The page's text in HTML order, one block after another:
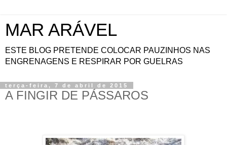
MAR ARÁVEL
ESTE BLOG PRETENDE COLOCAR PAUZINHOS NAS
ENGRENAGENS E RESPIRAR POR GUELRAS
terça-feira, 7 de abril de 2015
A FINGIR DE PÁSSAROS